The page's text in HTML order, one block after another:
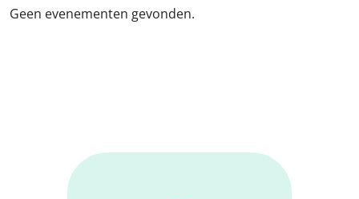
Geen evenementen gevonden.